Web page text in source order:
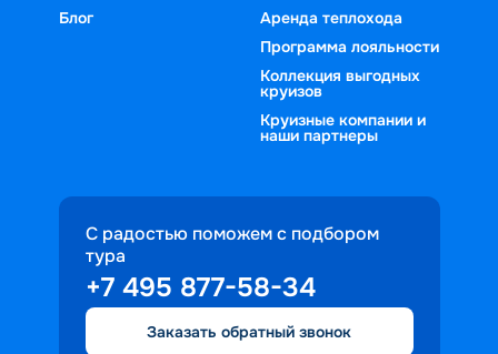
Блог
Аренда теплохода
Программа лояльности
Коллекция выгодных
круизов
Круизные компании и
наши партнеры
С радостью поможем с подбором
тура
+7 495 877-58-34
Заказать обратный звонок